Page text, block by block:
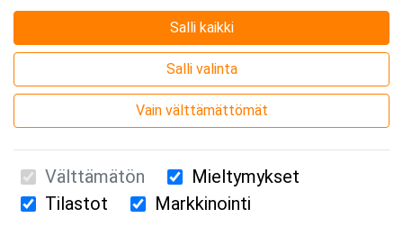
Webinaari
Suomen Ensiapukoulutus Oy / Valimotie 21 / 00380 Helsinki
Salli kaikki
Salli valinta
Vain välttämättömät
Välttämätön
Mieltymykset
Tilastot
Markkinointi